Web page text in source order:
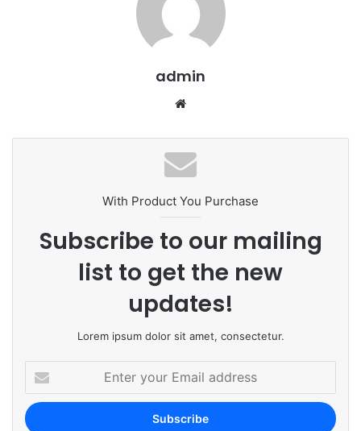
admin
te
With Product You Purchase
Subscribe to our mailing
list to get the new
updates!
Lorem ipsum dolor sit amet, consectetur.
e